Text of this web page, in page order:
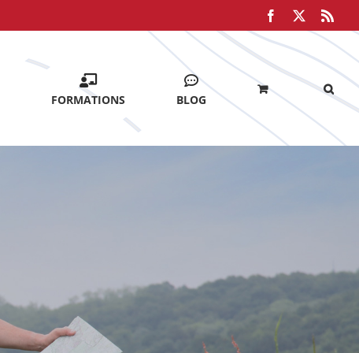
Facebook
FORMATIONS BLOG